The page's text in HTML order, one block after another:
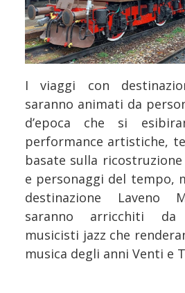
I viaggi con
saranno animati da
d’epoca che si
performance artistiche,
basate sulla
e personaggi del tempo,
destinazione Laveno
saranno arricchiti
musicisti jazz che
musica degli anni Venti e